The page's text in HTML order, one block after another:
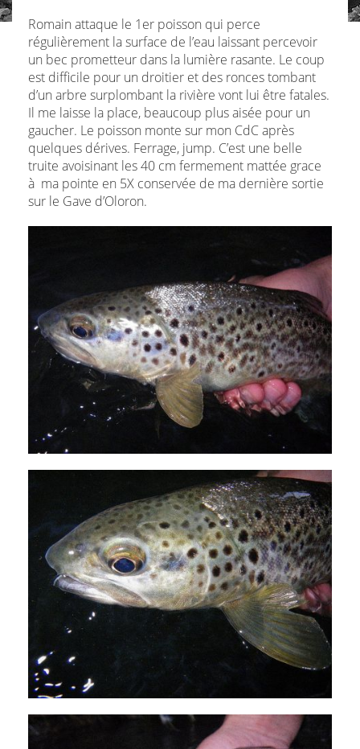
Romain attaque le 1er poisson qui perce
régulièrement la surface de l’eau laissant percevoir
un bec prometteur dans la lumière rasante. Le coup
est difficile pour un droitier et des ronces tombant
d’un arbre surplombant la rivière vont lui être fatales.
Il me laisse la place, beaucoup plus aisée pour un
gaucher. Le poisson monte sur mon CdC après
quelques dérives. Ferrage, jump. C’est une belle
truite avoisinant les 40 cm fermement mattée grace
à ma pointe en 5X conservée de ma dernière sortie
sur le Gave d’Oloron.